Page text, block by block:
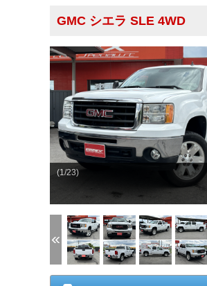
GMC シエラ SLE 4WD
(1/23)